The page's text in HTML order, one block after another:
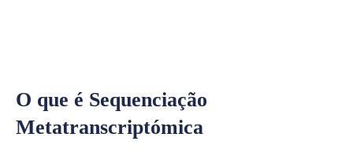
O que é Sequenciação
Metatranscriptómica